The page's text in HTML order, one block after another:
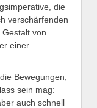
die
verschärfenden
von
einer
Bewegungen,
sein mag:
auch schnell